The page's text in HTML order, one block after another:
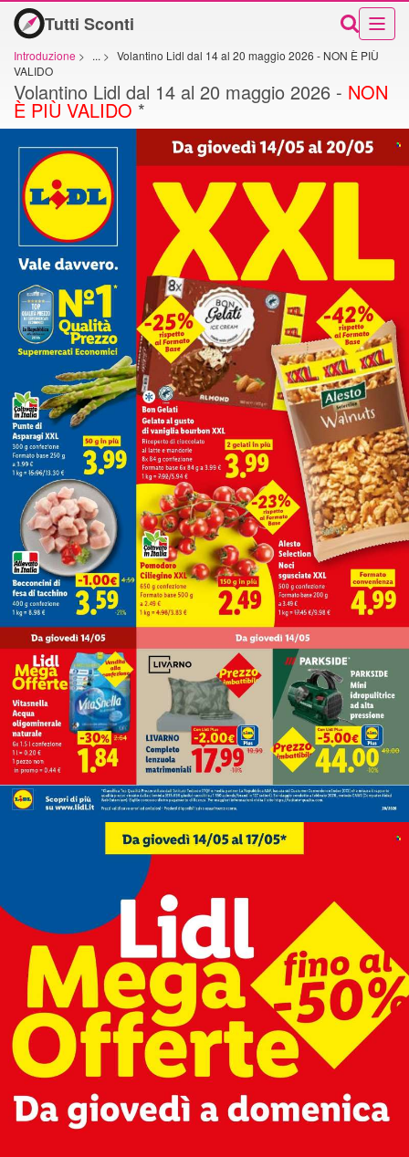
Tutti Sconti
Introduzione > ... > Volantino Lidl dal 14 al 20 maggio 2026 - NON È PIÙ
VALIDO
Volantino Lidl dal 14 al 20 maggio 2026 - NON
È PIÙ VALIDO *